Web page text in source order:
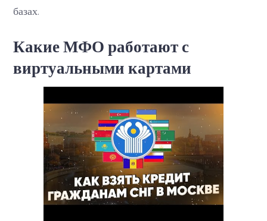
базах.
Какие МФО работают с
виртуальными картами